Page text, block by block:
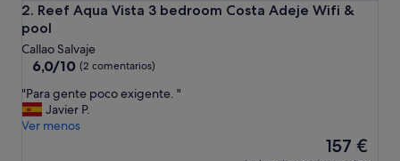
2. Reef Aqua Vista 3 bedroom Costa Adeje Wifi &
pool
Reef Aqua Vista 3 bedroom Costa Adeje Wifi & pool
Callao Salvaje
6.0
10,
(2 comentarios)
6,0/10 (2 comentarios)
"
P
a
"Para gente poco exigente. "
Javier P.
Ver menos
El
157 €